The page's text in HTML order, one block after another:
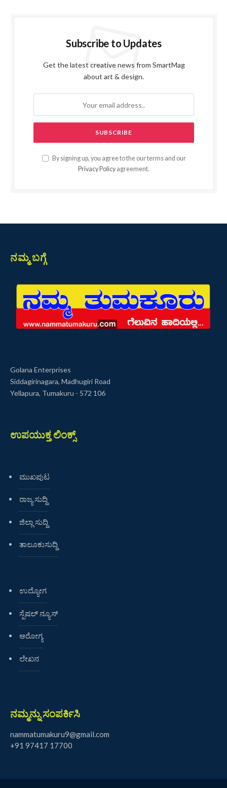
Subscribe to Updates
Get the latest creative news from SmartMag
about art & design.
By signing up, you agree to the our terms and our
Privacy Policy agreement.
ನಮ್ಮ ಬಗ್ಗೆ
Golana Enterprises
Siddagirinagara, Madhugiri Road
Yellapura, Tumakuru - 572 106
ಉಪಯುಕ್ತ ಲಿಂಕ್ಸ್
ಮುಖಪುಟ
ರಾಜ್ಯ ಸುದ್ದಿ
ಜಿಲ್ಲಾ ಸುದ್ದಿ
ತಾಲೂಕುಸುದ್ದಿ
ಉದ್ಯೋಗ
ಸ್ಪೆಷಲ್ ನ್ಯೂಸ್
ಆರೋಗ್ಯ
ಲೇಖನ
ನಮ್ಮನ್ನು ಸಂಪರ್ಕಿಸಿ
nammatumakuru9@gmail.com
+91 97417 17700